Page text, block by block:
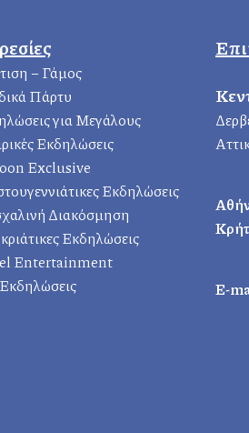
– Γάμος
Πάρτυ
για Μεγάλους
Εκδηλώσεις
Exclusive
Εκδηλώσεις
Διακόσμηση
Εκδηλώσεις
Entertainment
Εκδηλώσεις E-